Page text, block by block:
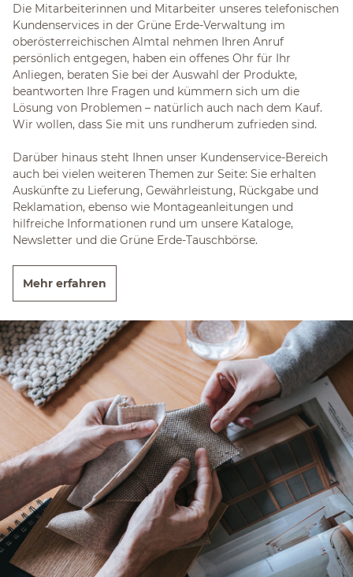
Die Mitarbeiterinnen und Mitarbeiter unseres telefonischen
Kundenservices in der Grüne Erde-Verwaltung im
oberösterreichischen Almtal nehmen Ihren Anruf
persönlich entgegen, haben ein offenes Ohr für Ihr
Anliegen, beraten Sie bei der Auswahl der Produkte,
beantworten Ihre Fragen und kümmern sich um die
Lösung von Problemen – natürlich auch nach dem Kauf.
Wir wollen, dass Sie mit uns rundherum zufrieden sind.
Darüber hinaus steht Ihnen unser Kundenservice-Bereich
auch bei vielen weiteren Themen zur Seite: Sie erhalten
Auskünfte zu Lieferung, Gewährleistung, Rückgabe und
Reklamation, ebenso wie Montageanleitungen und
hilfreiche Informationen rund um unsere Kataloge,
Newsletter und die Grüne Erde-Tauschbörse.
Mehr erfahren